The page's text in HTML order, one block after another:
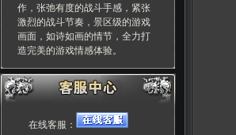
作，张弛有度的战斗手感，紧张
激烈的战斗节奏，景区级的游戏
画面，如诗如画的情节，全力打
造完美的游戏情感体验。
在线客服：